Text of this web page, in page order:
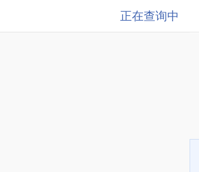
正在查询中